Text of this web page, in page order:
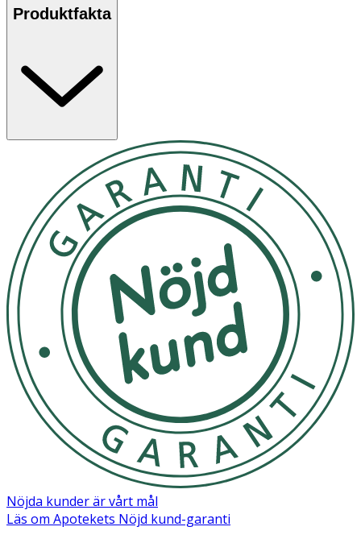
Produktfakta
Nöjda kunder är vårt mål
Läs om Apotekets Nöjd kund-garanti